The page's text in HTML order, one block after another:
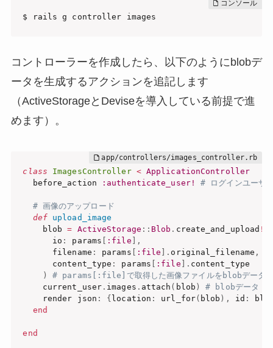
$ rails g controller images
コントローラーを作成したら、以下のようにblobデ
ータを生成するアクションを追記します
（ActiveStorageとDeviseを導入している前提で進
めます）。
class ImagesController < ApplicationController
  before_action
:authenticate_user! # ログインユーザ
# 画像のアップロード
def
upload_image
    blob
= ActiveStorage : : Blob . create_and_upload !
      io
: params :file
,
      filename
: params :file . original_filename ,
      content_type
: params :file . content_type
)
# params[:file]で取得した画像ファイルをblobデータと
    current_user
. images . attach ( blob )
# blobデータ（
    render json
: { location : url_for( blob ) , id :
end
end